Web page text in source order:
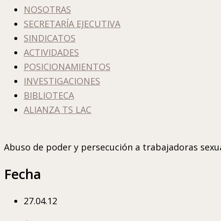
NOSOTRAS
SECRETARÍA EJECUTIVA
SINDICATOS
ACTIVIDADES
POSICIONAMIENTOS
INVESTIGACIONES
BIBLIOTECA
ALIANZA TS LAC
Abuso de poder y persecución a trabajadoras
Fecha
27.04.12